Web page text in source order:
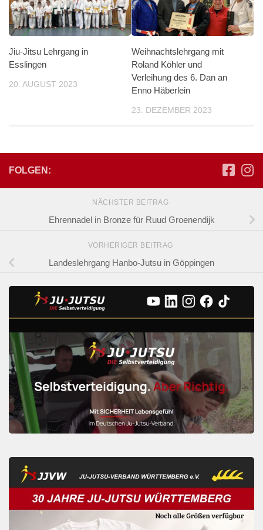
Jiu-Jitsu Lehrgang in
Esslingen
20. AUGUST 2023
Weihnachtslehrgang mit
Roland Köhler und
Verleihung des 6. Dan an
Enno Häberlein
23. DEZEMBER 2023
FOLGEN:
NÄCHSTER BEITRAG
Ehrennadel in Bronze für Ruud Groenendijk
VORHERIGER BEITRAG
Landeslehrgang Hanbo-Jutsu in Göppingen